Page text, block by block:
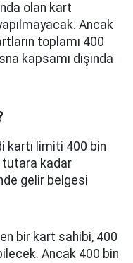
olan kart
Ancak
toplamı 400
kapsamı dışında
kartı limiti 400 bin
tutara kadar
gelir belgesi
bir kart sahibi, 400
Ancak 400 bin